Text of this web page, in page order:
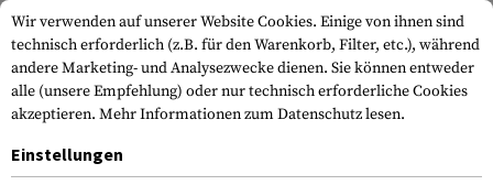
Wir verwenden auf unserer Website Cookies. Einige von ihnen sind
technisch erforderlich (z.B. für den Warenkorb, Filter, etc.), während
andere Marketing- und Analysezwecke dienen. Sie können entweder
alle (unsere Empfehlung) oder nur technisch erforderliche Cookies
akzeptieren. Mehr Informationen zum Datenschutz lesen.
Einstellungen